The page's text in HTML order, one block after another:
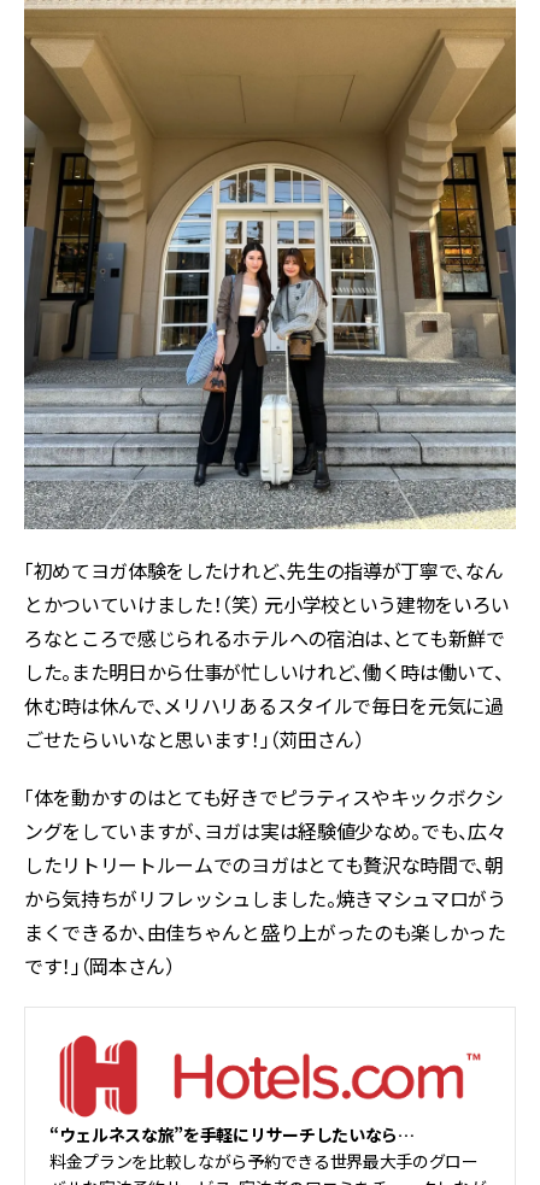
「初めてヨガ体験をしたけれど、先生の指導が丁寧で、なん
とかついていけました！（笑） 元小学校という建物をいろい
ろなところで感じられるホテルへの宿泊は、とても新鮮で
した。また明日から仕事が忙しいけれど、働く時は働いて、
休む時は休んで、メリハリあるスタイルで毎日を元気に過
ごせたらいいなと思います！」（苅田さん）
「体を動かすのはとても好きでピラティスやキックボクシ
ングをしていますが、ヨガは実は経験値少なめ。でも、広々
したリトリートルームでのヨガはとても贅沢な時間で、朝
から気持ちがリフレッシュしました。焼きマシュマロがう
まくできるか、由佳ちゃんと盛り上がったのも楽しかった
です！」（岡本さん）
“ウェルネスな旅”を手軽にリサーチしたいなら…
料金プランを比較しながら予約できる世界最大手のグロー